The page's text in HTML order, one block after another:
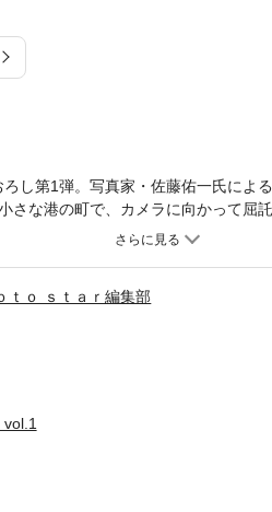
し第1弾。写真家・佐藤佑一氏によ
さな港の町で、カメラに向かって屈
オーラにスターの資質を感じます。
ｔｏ ｓｔａｒ編集部